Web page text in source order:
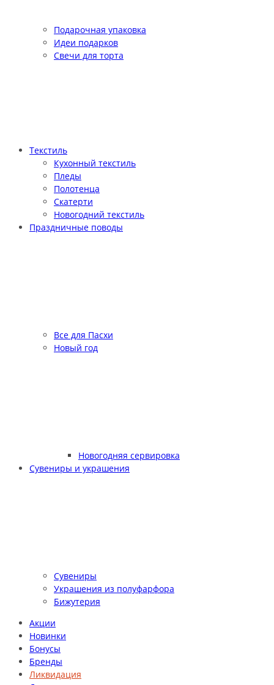
Подарочная упаковка
Идеи подарков
Свечи для торта
Текстиль
Кухонный текстиль
Пледы
Полотенца
Скатерти
Новогодний текстиль
Праздничные поводы
Все для Пасхи
Новый год
Новогодняя сервировка
Сувениры и украшения
Сувениры
Украшения из полуфарфора
Бижутерия
Акции
Новинки
Бонусы
Бренды
Ликвидация